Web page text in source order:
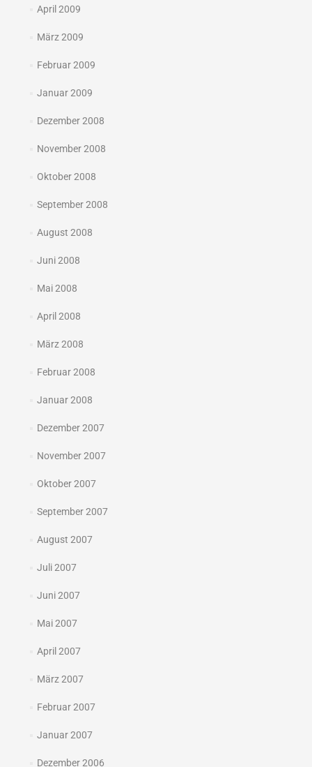
April 2009
März 2009
Februar 2009
Januar 2009
Dezember 2008
November 2008
Oktober 2008
September 2008
August 2008
Juni 2008
Mai 2008
April 2008
März 2008
Februar 2008
Januar 2008
Dezember 2007
November 2007
Oktober 2007
September 2007
August 2007
Juli 2007
Juni 2007
Mai 2007
April 2007
März 2007
Februar 2007
Januar 2007
Dezember 2006